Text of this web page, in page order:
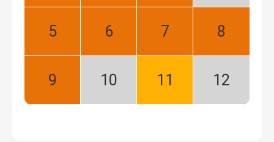
Maj:
Czerwiec:
Lipiec:
Sierpień:
Wrzesień:
Październik:
Listopad:
Grudzień: